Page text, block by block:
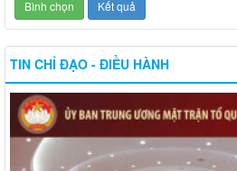
TIN CHỈ ĐẠO - ĐIỀU HÀNH